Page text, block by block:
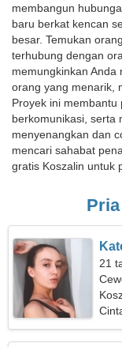
membangun
baru berkat kencan
besar. Temukan
terhubung dengan
memungkinkan
orang yang menarik,
Proyek ini
berkomunikasi, serta
menyenangkan dan
mencari sahabat
gratis Koszalin untuk
21